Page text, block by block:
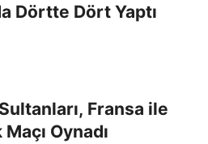
Dörtte Dört Yaptı
Fransa ile
Maçı Oynadı